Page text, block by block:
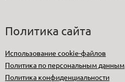
Политика сайта
Использование cookie-файлов
Политика по персональным данным
Политика конфиденциальности